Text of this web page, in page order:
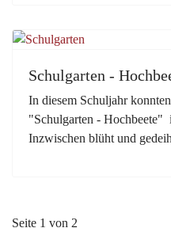
Schulgarten -
In diesem Schuljahr
"Schulgarten - Hochbeete"
Inzwischen blüht und
Seite 1 von 2